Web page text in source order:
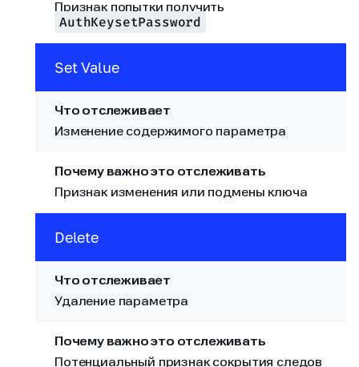
Признак попытки получить
AuthKeysetPassword
Set Value
Изменение содержимого параметра
Признак изменения или подмены ключа
Delete
Удаление параметра
Потенциальный признак сокрытия следов